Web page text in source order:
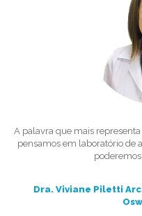
A palavra que mais
pensamos em laboratório de
Dra. Viviane Piletti